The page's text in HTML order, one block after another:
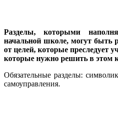
Разделы, которыми
начальной школе, могут быть
от целей, которые преследует
которые нужно решить в этом
Обязательные разделы:
самоуправления.